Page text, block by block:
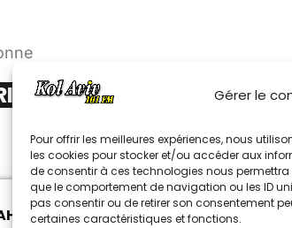
Gérer le
Pour offrir les meilleures expériences, nous
les cookies pour stocker et/ou accéder aux
de consentir à ces technologies nous
que le comportement de navigation ou les ID
pas consentir ou de retirer son consentement
certaines caractéristiques et fonctions.
DE SHAVOUA TOV
CATTAN 050726